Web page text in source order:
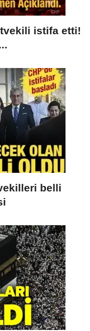
istifa etti!
belli